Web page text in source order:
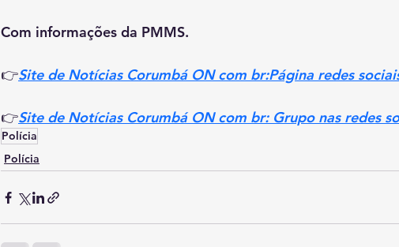
Com informações da PMMS.
👉Site de Notícias Corumbá ON com br:Página redes
👉Site de Notícias Corumbá ON com br: Grupo nas redes
Polícia
Polícia